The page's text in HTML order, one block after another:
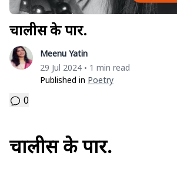
चालीस के पार.
Meenu Yatin
29 Jul 2024 • 1 min read
Published in Poetry
0
चालीस के पार.